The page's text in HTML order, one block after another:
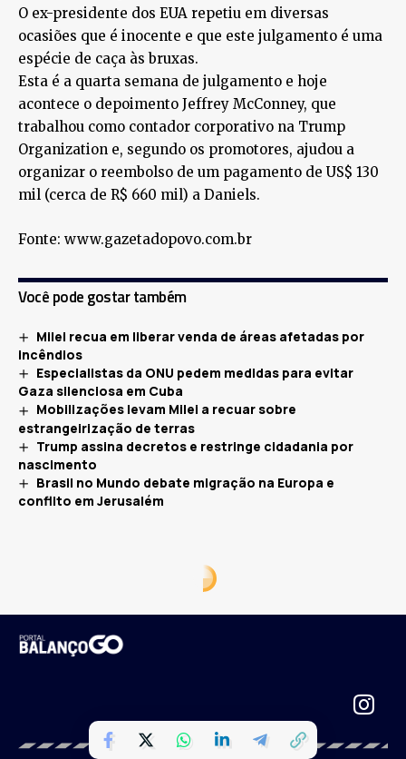
O ex-presidente dos EUA repetiu em diversas
ocasiões que é inocente e que este julgamento é uma
espécie de caça às bruxas.
Esta é a quarta semana de julgamento e hoje
acontece o depoimento Jeffrey McConney, que
trabalhou como contador corporativo na Trump
Organization e, segundo os promotores, ajudou a
organizar o reembolso de um pagamento de US$ 130
mil (cerca de R$ 660 mil) a Daniels.
Fonte: www.gazetadopovo.com.br
Você pode gostar também
Milei recua em liberar venda de áreas afetadas por
incêndios
Especialistas da ONU pedem medidas para evitar
Gaza silenciosa em Cuba
Mobilizações levam Milei a recuar sobre
estrangeirização de terras
Trump assina decretos e restringe cidadania por
nascimento
Brasil no Mundo debate migração na Europa e
conflito em Jerusalém